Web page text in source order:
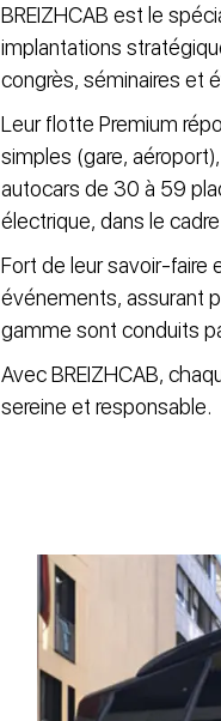
BREIZHCAB est le
implantations
congrès, séminaires et
Leur flotte Premium
simples (gare,
autocars de 30 à 59
électrique, dans le
Fort de leur savoir-faire
événements, assurant
gamme sont conduits
Avec BREIZHCAB,
sereine et responsable.